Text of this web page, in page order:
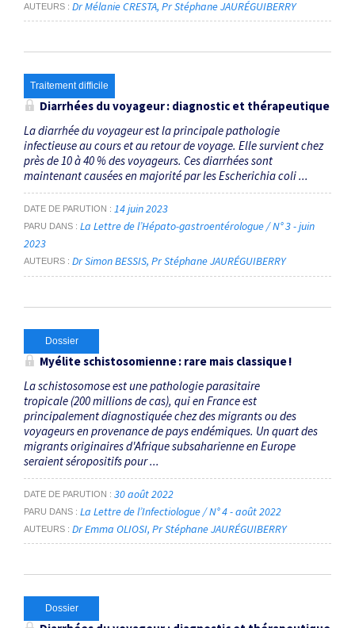
AUTEURS Dr Mélanie CRESTA Pr Stéphane JAURÉGUIBERRY
Traitement difficile
Diarrhées du voyageur : diagnostic et thérapeutique
La diarrhée du voyageur est la principale pathologie
infectieuse au cours et au retour de voyage. Elle survient chez
près de 10 à 40 % des voyageurs. Ces diarrhées sont
maintenant causées en majorité par les Escherichia coli ...
DATE DE PARUTION 14 juin 2023
PARU DANS
La Lettre de l’Hépato-gastroentérologue / N° 3 - juin
2023
AUTEURS Dr Simon BESSIS Pr Stéphane JAURÉGUIBERRY
Dossier
Myélite schistosomienne : rare mais classique !
La schistosomose est une pathologie parasitaire
tropicale (200 millions de cas), qui en France est
principalement diagnostiquée chez des migrants ou des
voyageurs en provenance de pays endémiques. Un quart des
migrants originaires d'Afrique subsaharienne en Europe
seraient séropositifs pour ...
DATE DE PARUTION 30 août 2022
PARU DANS La Lettre de l’Infectiologue / N° 4 - août 2022
AUTEURS Dr Emma OLIOSI Pr Stéphane JAURÉGUIBERRY
Dossier